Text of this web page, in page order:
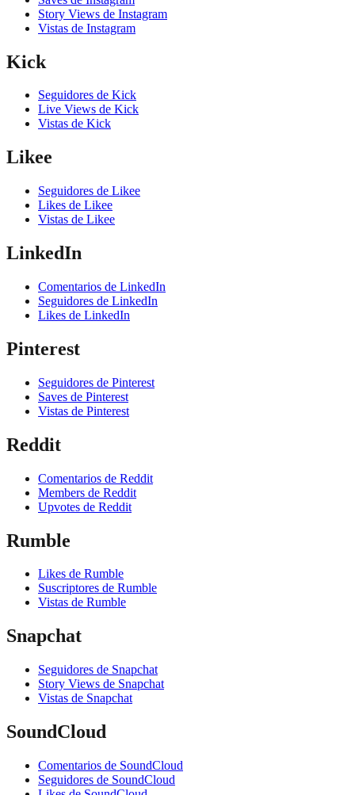
Story Views de Instagram
Vistas de Instagram
Kick
Seguidores de Kick
Live Views de Kick
Vistas de Kick
Likee
Seguidores de Likee
Likes de Likee
Vistas de Likee
LinkedIn
Comentarios de LinkedIn
Seguidores de LinkedIn
Likes de LinkedIn
Pinterest
Seguidores de Pinterest
Saves de Pinterest
Vistas de Pinterest
Reddit
Comentarios de Reddit
Members de Reddit
Upvotes de Reddit
Rumble
Likes de Rumble
Suscriptores de Rumble
Vistas de Rumble
Snapchat
Seguidores de Snapchat
Story Views de Snapchat
Vistas de Snapchat
SoundCloud
Comentarios de SoundCloud
Seguidores de SoundCloud